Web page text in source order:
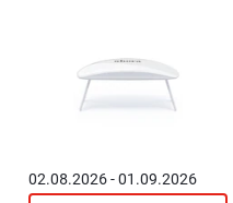
02.08.2026 - 01.09.2026